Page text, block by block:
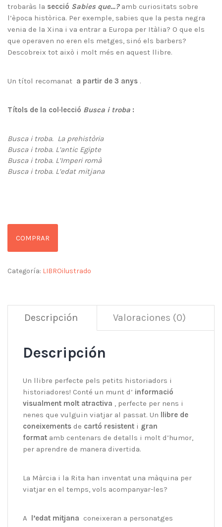
trobaràs la secció Sabies que…?amb curiositats sobre
l’època històrica. Per exemple, sabies que la pesta negra
venia de la Xina i va entrar a Europa per Itàlia? O que els
que operaven no eren els metges, sinó els barbers?
Descobreix tot això i molt més en aquest llibre.
Un títol recomanat a partir de 3 anys .
Títols de la col·lecció Busca i troba :
Busca i troba.
La prehistòria
Busca i troba. L’antic Egipte
Busca i troba. L’Imperi romà
Busca i troba. L’edat mitjana
COMPRAR
Categoría: LIBROilustrado
Descripción Valoraciones (0)
Descripción
Un llibre perfecte pels petits historiadors i
historiadores! Conté un munt d’ informació
visualment molt atractiva , perfecte per nens i
nenes que vulguin viatjar al passat. Un
llibre de
coneixements de cartó resistent i gran
format amb centenars de detalls i molt d’humor,
per aprendre de manera divertida.
La Màrcia i la Rita han inventat una màquina per
viatjar en el temps, vols acompanyar-les?
A l’edat mitjana coneixeran a personatges